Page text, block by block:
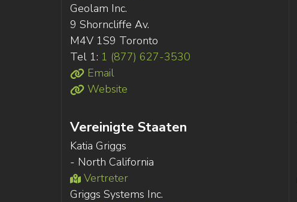
Geolam Inc.
9 Shorncliffe Av.
M4V 1S9 Toronto
Tel 1: 1 (877) 627-3530
Email
Website
Vereinigte Staaten
Katia Griggs
- North California
Vertreter
Griggs Systems Inc.